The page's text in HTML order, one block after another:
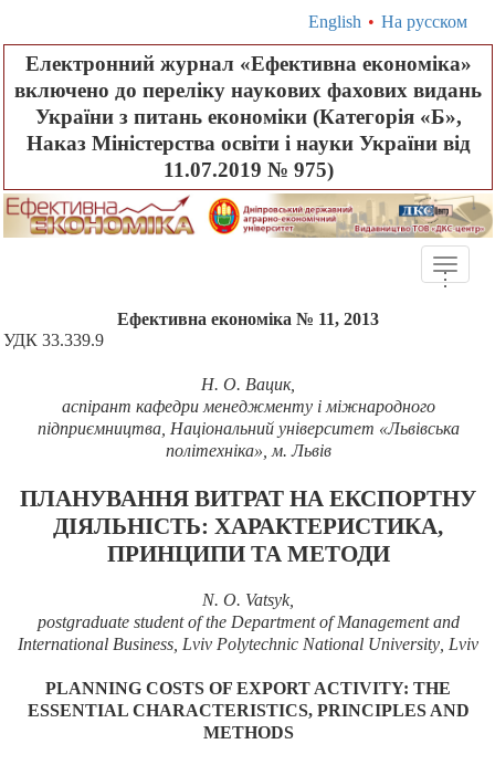
English • На русском
Електронний журнал «Ефективна економіка»
включено до переліку наукових фахових видань
України з питань економіки (Категорія «Б»,
Наказ Міністерства освіти і науки України від
11.07.2019 № 975)
Toggle
...
Ефективна економіка № 11, 2013
УДК 33.339.9
Н. О. Вацик,
аспірант кафедри менеджменту і міжнародного
підприємництва, Національний університет «Львівська
політехніка», м. Львів
ПЛАНУВАННЯ ВИТРАТ НА ЕКСПОРТНУ
ДІЯЛЬНІСТЬ: ХАРАКТЕРИСТИКА,
ПРИНЦИПИ ТА МЕТОДИ
N. O. Vatsyk,
postgraduate student of the Department of Management and
International Business, Lviv Polytechnic National University Lviv
PLANNING COSTS OF EXPORT ACTIVITY: THE
ESSENTIAL CHARACTERISTICS, PRINCIPLES AND
METHODS